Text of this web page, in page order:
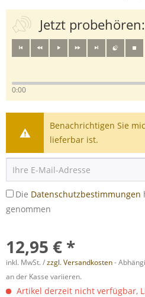
Jetzt probehören:
0:00
Benachrichtigen Sie
lieferbar ist.
Die Datenschutzbestimmungen
genommen
12,95 € *
inkl. MwSt. /zzgl. Versandkosten-
an der Kasse variieren.
Artikel derzeit nicht verfügbar,